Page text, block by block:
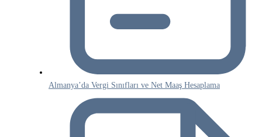
Almanya’da Vergi Sınıfları ve Net Maaş Hesaplama